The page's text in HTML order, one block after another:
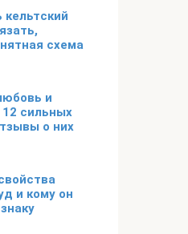
кельтский
схема
и
сильных
о них
и кому он